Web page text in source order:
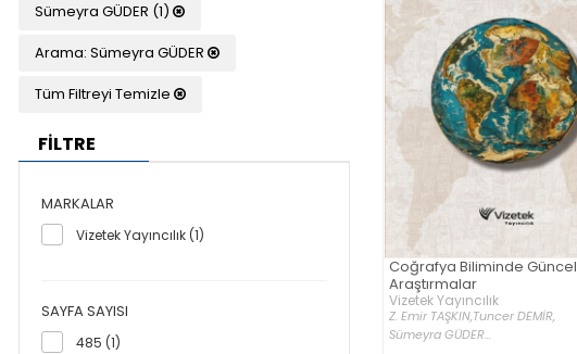
Sümeyra GÜDER (1)
Arama: Sümeyra GÜDER
Tüm Filtreyi Temizle
FİLTRE
MARKALAR
Vizetek Yayıncılık (1)
SAYFA SAYISI
485 (1)
Coğrafya Biliminde Güncel
Araştırmalar
Vizetek Yayıncılık
Z. Emir TAŞKIN,Tuncer DEMİR,
Sümeyra GÜDER...